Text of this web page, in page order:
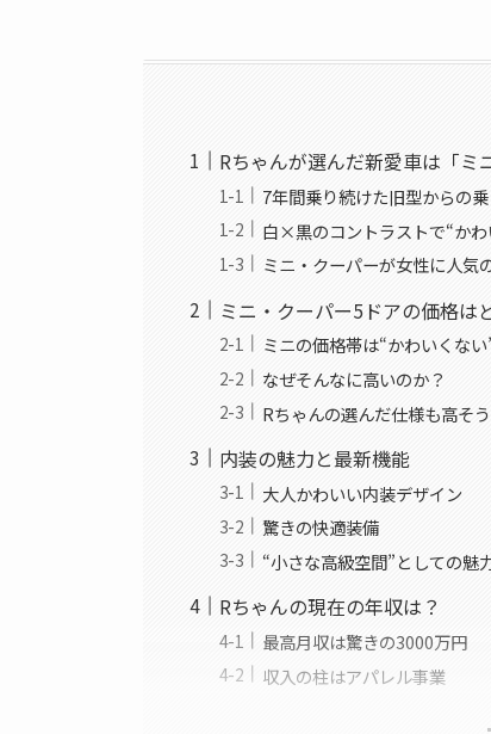
Rちゃんが選んだ新愛車は「ミ
7年間乗り続けた旧型からの
白×黒のコントラストで“か
ミニ・クーパーが女性に人気
ミニ・クーパー5ドアの価格は
ミニの価格帯は“かわいくない
なぜそんなに高いのか？
Rちゃんの選んだ仕様も高そう
内装の魅力と最新機能
大人かわいい内装デザイン
驚きの快適装備
“小さな高級空間”としての魅
Rちゃんの現在の年収は？
最高月収は驚きの3000万円
収入の柱はアパレル事業